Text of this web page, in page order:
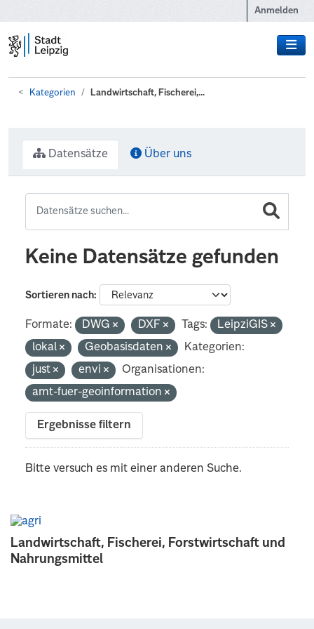
Anmelden
Kategorien Landwirtschaft, Fischerei,...
Landwirtschaft, Fischerei, Forstwirtschaft und
Nahrungsmittel
Datensätze Über uns
Keine Datensätze gefunden
Sortieren nach
Formate: DWG DXF Tags:
LeipziGIS
lokal
Geobasisdaten
Kategorien:
just
envi
Organisationen:
amt-fuer-geoinformation
Ergebnisse filtern
Bitte versuch es mit einer anderen Suche.